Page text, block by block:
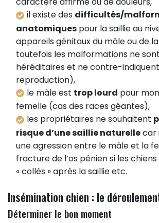
il existe des difficultés/
anatomiques pour la saillie au
appareils génitaux du mâle ou de
toutefois les malformations ne
héréditaires et ne contre-
reproduction),
le mâle est trop lourd pour
femelle (cas des races géantes),
les propriétaires ne souhaitent
risque d’une saillie naturellecar
une agression entre le mâle et la
fracture de l’os pénien si les
« collés » après la saillie etc.
Insémination chien : le
Déterminer le bon moment